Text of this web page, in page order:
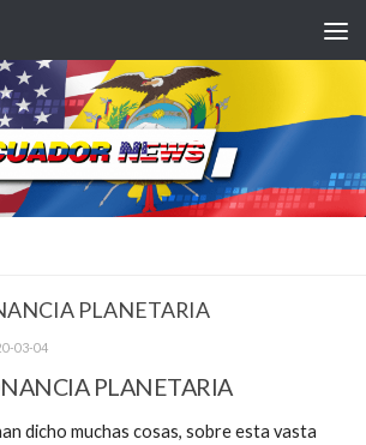
PLANETARIA
03-04
PLANETARIA
dicho muchas cosas, sobre esta vasta